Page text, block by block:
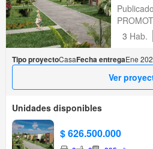
3 Hab.
Tipo proyectoCasaFecha entregaEne
Ver
Unidades disponibles
$ 626.500.000